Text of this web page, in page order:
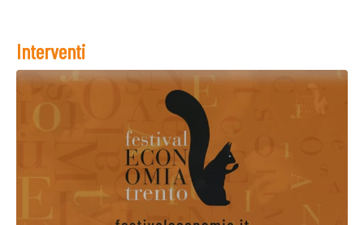
Interventi